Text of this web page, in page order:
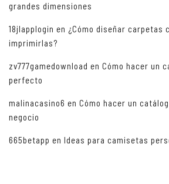
grandes dimensiones
18jlapplogin en ¿Cómo diseñar carpetas
imprimirlas?
zv777gamedownload en Cómo hacer un
perfecto
malinacasino6 en Cómo hacer un
negocio
665betapp en Ideas para camisetas